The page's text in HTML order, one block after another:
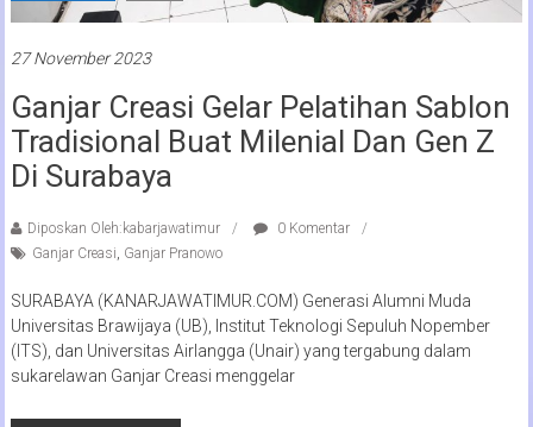
27 November 2023
Ganjar Creasi Gelar Pelatihan Sablon
Tradisional Buat Milenial Dan Gen Z
Di Surabaya
Diposkan Oleh:kabarjawatimur
0 Komentar
Ganjar Creasi, Ganjar Pranowo
SURABAYA (KANARJAWATIMUR.COM) Generasi Alumni Muda
Universitas Brawijaya (UB), Institut Teknologi Sepuluh Nopember
(ITS), dan Universitas Airlangga (Unair) yang tergabung dalam
sukarelawan Ganjar Creasi menggelar